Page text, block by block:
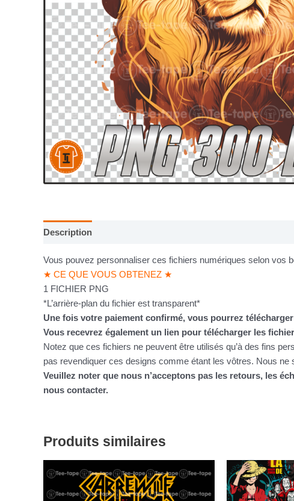
Description
Vous pouvez personnaliser ces fichiers numériques selon vos
★ CE QUE VOUS OBTENEZ ★
1 FICHIER PNG
*L’arrière-plan du fichier est transparent*
Une fois votre paiement confirmé, vous pourrez
Vous recevrez également un lien pour télécharger les
Notez que ces fichiers ne peuvent être utilisés qu’à des fins
pas revendiquer ces designs comme étant les vôtres. Nous
Veuillez noter que nous n’acceptons pas les retours, les
nous contacter.
Produits similaires